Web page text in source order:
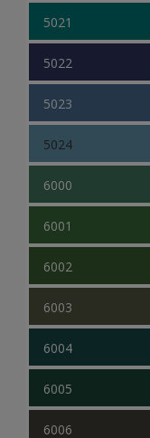
5021
5022
5023
5024
6000
6001
6002
6003
6004
6005
6006